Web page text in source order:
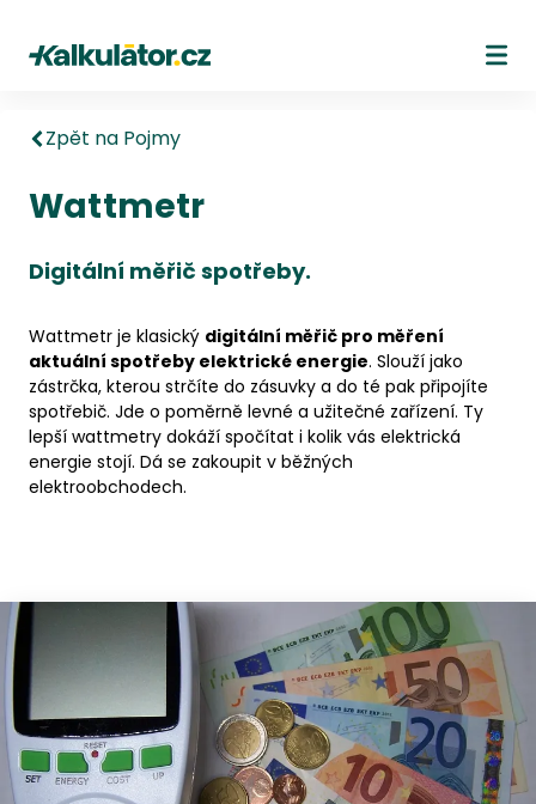
Kalkulátor.cz
Zpět na Pojmy
Wattmetr
Digitální měřič spotřeby.
Wattmetr je klasický digitální měřič pro měření
aktuální spotřeby elektrické energie. Slouží jako
zástrčka, kterou strčíte do zásuvky a do té pak připojíte
spotřebič. Jde o poměrně levné a užitečné zařízení. Ty
lepší wattmetry dokáží spočítat i kolik vás elektrická
energie stojí. Dá se zakoupit v běžných
elektroobchodech.